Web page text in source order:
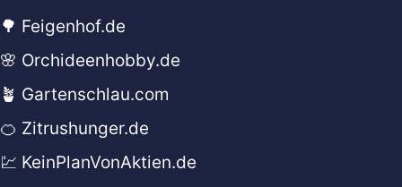
🌳 Feigenhof.de
🌸 Orchideenhobby.de
🪴 Gartenschlau.com
🍊 Zitrushunger.de
💹 KeinPlanVonAktien.de